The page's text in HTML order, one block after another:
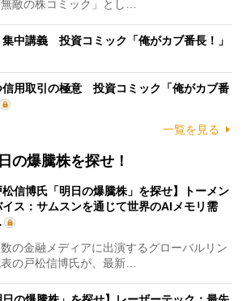
敵の株コミック」とし…
中講義 投資コミック「俺がカブ番長！」
信用取引の極意 投資コミック「俺がカブ番
一覧を見る
の爆騰株を探せ！
松信博氏「明日の爆騰株」を探せ】トーメン
イス：サムスンを通じて世界のAIメモリ需
の金融メディアに出演するグローバルリン
の戸松信博氏が、最新…